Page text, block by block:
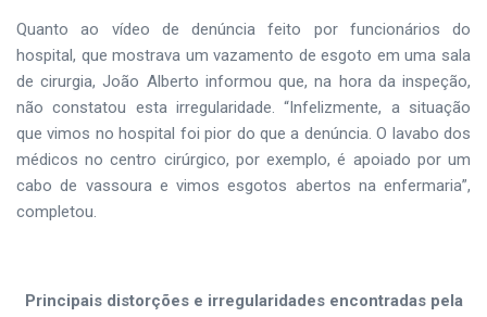
Quanto ao vídeo de denúncia feito por funcionários do
hospital, que mostrava um vazamento de esgoto em uma sala
de cirurgia, João Alberto informou que, na hora da inspeção,
não constatou esta irregularidade. “Infelizmente, a situação
que vimos no hospital foi pior do que a denúncia. O lavabo dos
médicos no centro cirúrgico, por exemplo, é apoiado por um
cabo de vassoura e vimos esgotos abertos na enfermaria”,
completou.
Principais distorções e irregularidades encontradas pela